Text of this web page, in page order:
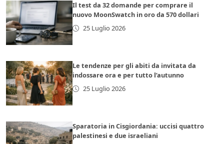
Il test da 32 domande per comprare il
nuovo MoonSwatch in oro da 570 dollari
25 Luglio 2026
Le tendenze per gli abiti da invitata da
indossare ora e per tutto l’autunno
25 Luglio 2026
Sparatoria in Cisgiordania: uccisi quattro
palestinesi e due israeliani